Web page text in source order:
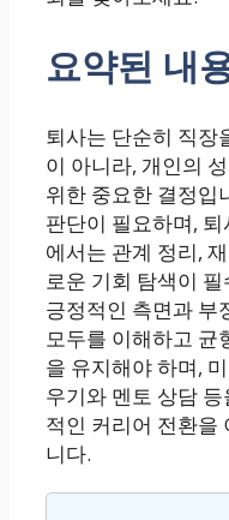
요약된 내
퇴사는 단순히 직장
이 아니라, 개인의
위한 중요한 결정입
판단이 필요하며,
에서는 관계 정리,
로운 기회 탐색이
긍정적인 측면과 부
모두를 이해하고 균
을 유지해야 하며,
우기와 멘토 상담
적인 커리어 전환을
니다.